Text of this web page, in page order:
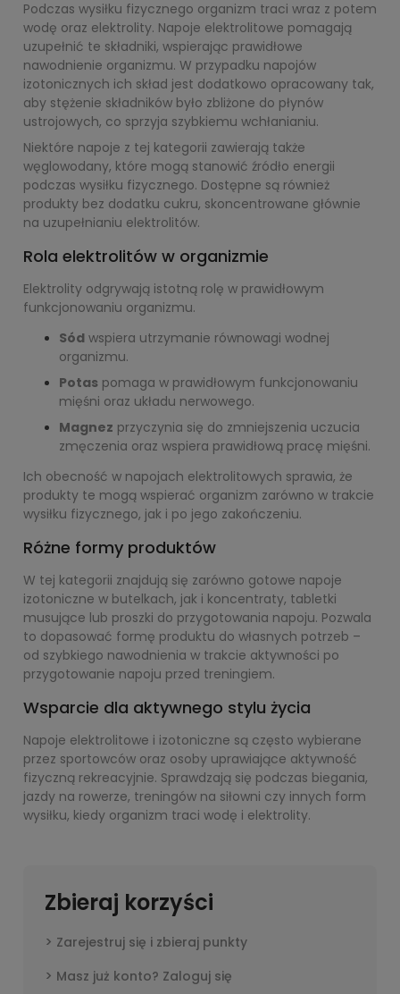
Podczas wysiłku fizycznego organizm traci wraz z potem
wodę oraz elektrolity. Napoje elektrolitowe pomagają
uzupełnić te składniki, wspierając prawidłowe
nawodnienie organizmu. W przypadku napojów
izotonicznych ich skład jest dodatkowo opracowany tak,
aby stężenie składników było zbliżone do płynów
ustrojowych, co sprzyja szybkiemu wchłanianiu.
Niektóre napoje z tej kategorii zawierają także
węglowodany, które mogą stanowić źródło energii
podczas wysiłku fizycznego. Dostępne są również
produkty bez dodatku cukru, skoncentrowane głównie
na uzupełnianiu elektrolitów.
Rola elektrolitów w organizmie
Elektrolity odgrywają istotną rolę w prawidłowym
funkcjonowaniu organizmu.
Sód wspiera utrzymanie równowagi wodnej
organizmu.
Potas pomaga w prawidłowym funkcjonowaniu
mięśni oraz układu nerwowego.
Magnez przyczynia się do zmniejszenia uczucia
zmęczenia oraz wspiera prawidłową pracę mięśni.
Ich obecność w napojach elektrolitowych sprawia, że
produkty te mogą wspierać organizm zarówno w trakcie
wysiłku fizycznego, jak i po jego zakończeniu.
Różne formy produktów
W tej kategorii znajdują się zarówno gotowe napoje
izotoniczne w butelkach, jak i koncentraty, tabletki
musujące lub proszki do przygotowania napoju. Pozwala
to dopasować formę produktu do własnych potrzeb –
od szybkiego nawodnienia w trakcie aktywności po
przygotowanie napoju przed treningiem.
Wsparcie dla aktywnego stylu życia
Napoje elektrolitowe i izotoniczne są często wybierane
przez sportowców oraz osoby uprawiające aktywność
fizyczną rekreacyjnie. Sprawdzają się podczas biegania,
jazdy na rowerze, treningów na siłowni czy innych form
wysiłku, kiedy organizm traci wodę i elektrolity.
Zbieraj korzyści
Zarejestruj się i zbieraj punkty
Masz już konto? Zaloguj się